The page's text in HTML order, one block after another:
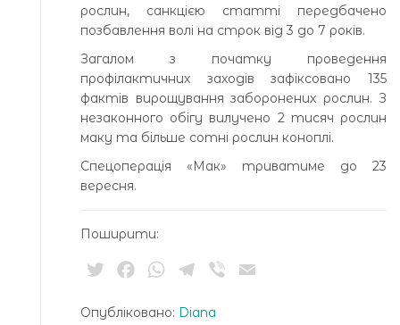
рослин, санкцією статті передбачено
позбавлення волі на строк від 3 до 7 років.
Загалом з початку проведення
профілактичних заходів зафіксовано 135
фактів вирощування заборонених рослин. З
незаконного обігу вилучено 2 тисяч рослин
маку та більше сотні рослин коноплі.
Спецоперація «Мак» триватиме до 23
вересня.
Поширити:
TwitterFacebookWhatsApp
Telegram
Viber
Опубліковано: Diana